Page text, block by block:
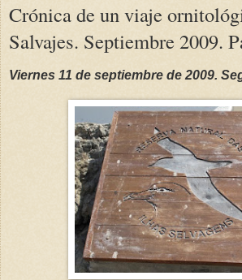
Crónica de un viaje
Salvajes. Septiembre 2009.
Viernes 11 de septiembre de 2009.